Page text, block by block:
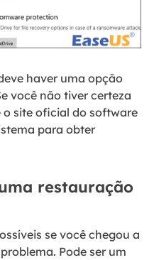
haver uma opção
você não tiver certeza
site oficial do software
para obter
restauração
se você chegou a
Pode ser um